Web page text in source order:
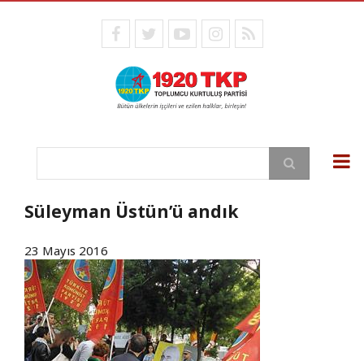
facebooktwitteryoutubeinstagram
RSS
Ara
Süleyman Üstün’ü andık
23 Mayıs 2016